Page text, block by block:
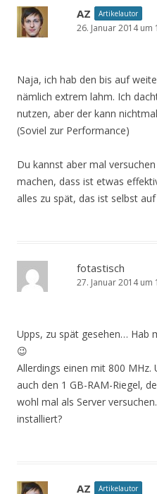
AZ Artikelautor
26. Januar 2014 um
Naja, ich hab den bis auf
nämlich extrem lahm. Ich
nutzen, aber der kann
(Soviel zur Performance)
Du kannst aber mal
machen, dass ist etwas
alles zu spät, das ist selbst
fotastisch
27. Januar 2014 um
Upps, zu spät gesehen… Hab
😉
Allerdings einen mit 800
auch den 1 GB-RAM-Riegel,
wohl mal als Server
installiert?
AZ Artikelautor